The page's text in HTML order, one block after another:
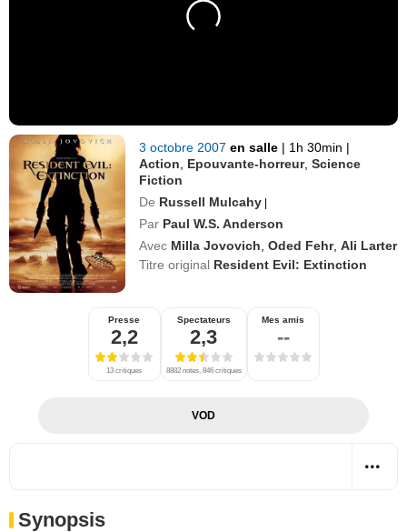
3 octobre 2007en salle | 1h 30min |
Action
Epouvante-horreur,Science
Fiction
De Russell Mulcahy |
Par Paul W.S. Anderson
Avec Milla Jovovich ,Oded Fehr,Ali Larter
Titre original Resident Evil: Extinction
Presse
2,2
13 critiques
Spectateurs
2,3
8882 notes, 846 critiques
Mes amis
--
VOD
Synopsis